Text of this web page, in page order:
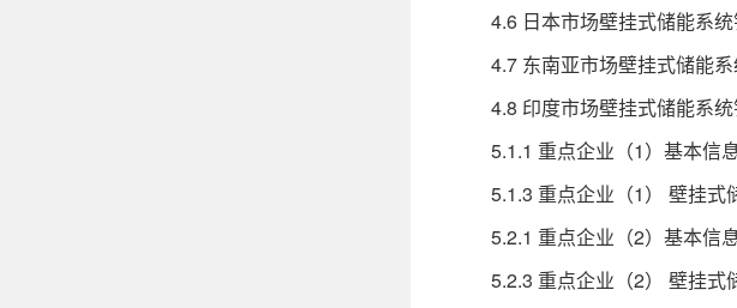
4.6 日本市场壁挂式储能系统
4.7 东南亚市场壁挂式储能系
4.8 印度市场壁挂式储能系统
5.1.1 重点企业（1）基本信息
5.1.3 重点企业（1） 壁挂式
5.2.1 重点企业（2）基本信息
5.2.3 重点企业（2） 壁挂式